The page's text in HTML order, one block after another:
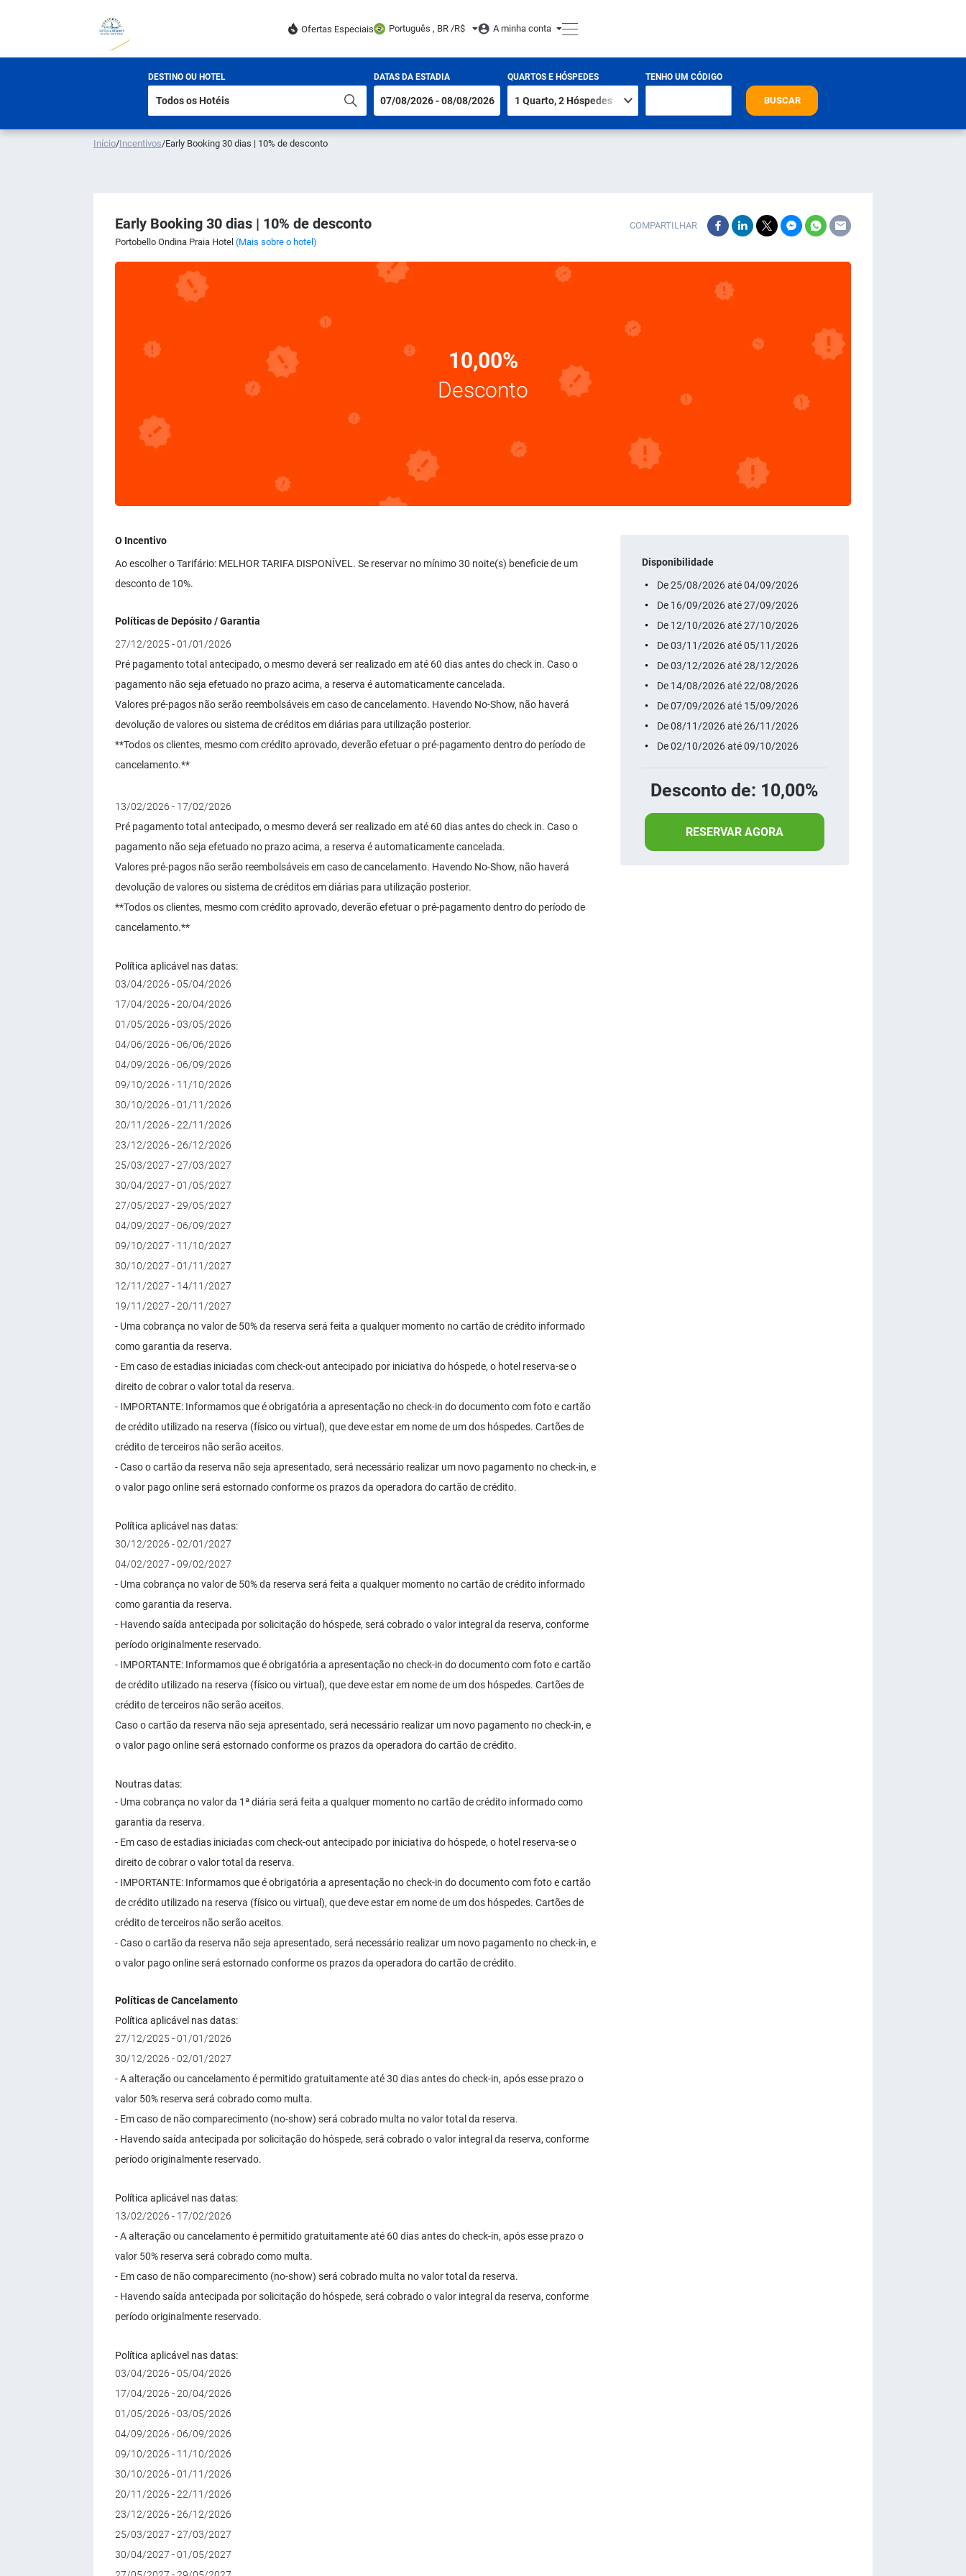
Ofertas Especiais Português , BR /R$ A minha conta
DESTINO OU HOTEL DATAS DA ESTADIA QUARTOS E HÓSPEDES TENHO UM CÓDIGO
BUSCAR
Início/Incentivos/Early Booking 30 dias | 10% de desconto
Early Booking 30 dias | 10% de desconto
Portobello Ondina Praia Hotel (Mais sobre o hotel)
COMPARTILHAR
10,00%
Desconto
O Incentivo
Ao escolher o Tarifário: MELHOR TARIFA DISPONÍVEL. Se reservar no mínimo 30 noite(s) beneficie de um
desconto de 10%.
Políticas de Depósito / Garantia
27/12/2025 - 01/01/2026
Pré pagamento total antecipado, o mesmo deverá ser realizado em até 60 dias antes do check in. Caso o
pagamento não seja efetuado no prazo acima, a reserva é automaticamente cancelada.
Valores pré-pagos não serão reembolsáveis em caso de cancelamento. Havendo No-Show, não haverá
devolução de valores ou sistema de créditos em diárias para utilização posterior.
**Todos os clientes, mesmo com crédito aprovado, deverão efetuar o pré-pagamento dentro do período de
cancelamento.**
13/02/2026 - 17/02/2026
Pré pagamento total antecipado, o mesmo deverá ser realizado em até 60 dias antes do check in. Caso o
pagamento não seja efetuado no prazo acima, a reserva é automaticamente cancelada.
Valores pré-pagos não serão reembolsáveis em caso de cancelamento. Havendo No-Show, não haverá
devolução de valores ou sistema de créditos em diárias para utilização posterior.
**Todos os clientes, mesmo com crédito aprovado, deverão efetuar o pré-pagamento dentro do período de
cancelamento.**
Política aplicável nas datas:
03/04/2026 - 05/04/2026
17/04/2026 - 20/04/2026
01/05/2026 - 03/05/2026
04/06/2026 - 06/06/2026
04/09/2026 - 06/09/2026
09/10/2026 - 11/10/2026
30/10/2026 - 01/11/2026
20/11/2026 - 22/11/2026
23/12/2026 - 26/12/2026
25/03/2027 - 27/03/2027
30/04/2027 - 01/05/2027
27/05/2027 - 29/05/2027
04/09/2027 - 06/09/2027
09/10/2027 - 11/10/2027
30/10/2027 - 01/11/2027
12/11/2027 - 14/11/2027
19/11/2027 - 20/11/2027
- Uma cobrança no valor de 50% da reserva será feita a qualquer momento no cartão de crédito informado
como garantia da reserva.
- Em caso de estadias iniciadas com check-out antecipado por iniciativa do hóspede, o hotel reserva-se o
direito de cobrar o valor total da reserva.
- IMPORTANTE: Informamos que é obrigatória a apresentação no check-in do documento com foto e cartão
de crédito utilizado na reserva (físico ou virtual), que deve estar em nome de um dos hóspedes. Cartões de
crédito de terceiros não serão aceitos.
- Caso o cartão da reserva não seja apresentado, será necessário realizar um novo pagamento no check-in, e
o valor pago online será estornado conforme os prazos da operadora do cartão de crédito.
Política aplicável nas datas:
30/12/2026 - 02/01/2027
04/02/2027 - 09/02/2027
- Uma cobrança no valor de 50% da reserva será feita a qualquer momento no cartão de crédito informado
como garantia da reserva.
- Havendo saída antecipada por solicitação do hóspede, será cobrado o valor integral da reserva, conforme
período originalmente reservado.
- IMPORTANTE: Informamos que é obrigatória a apresentação no check-in do documento com foto e cartão
de crédito utilizado na reserva (físico ou virtual), que deve estar em nome de um dos hóspedes. Cartões de
crédito de terceiros não serão aceitos.
Caso o cartão da reserva não seja apresentado, será necessário realizar um novo pagamento no check-in, e
o valor pago online será estornado conforme os prazos da operadora do cartão de crédito.
Noutras datas:
- Uma cobrança no valor da 1ª diária será feita a qualquer momento no cartão de crédito informado como
garantia da reserva.
- Em caso de estadias iniciadas com check-out antecipado por iniciativa do hóspede, o hotel reserva-se o
direito de cobrar o valor total da reserva.
- IMPORTANTE: Informamos que é obrigatória a apresentação no check-in do documento com foto e cartão
de crédito utilizado na reserva (físico ou virtual), que deve estar em nome de um dos hóspedes. Cartões de
crédito de terceiros não serão aceitos.
- Caso o cartão da reserva não seja apresentado, será necessário realizar um novo pagamento no check-in, e
o valor pago online será estornado conforme os prazos da operadora do cartão de crédito.
Políticas de Cancelamento
Política aplicável nas datas:
27/12/2025 - 01/01/2026
30/12/2026 - 02/01/2027
- A alteração ou cancelamento é permitido gratuitamente até 30 dias antes do check-in, após esse prazo o
valor 50% reserva será cobrado como multa.
- Em caso de não comparecimento (no-show) será cobrado multa no valor total da reserva.
- Havendo saída antecipada por solicitação do hóspede, será cobrado o valor integral da reserva, conforme
período originalmente reservado.
Política aplicável nas datas:
13/02/2026 - 17/02/2026
- A alteração ou cancelamento é permitido gratuitamente até 60 dias antes do check-in, após esse prazo o
valor 50% reserva será cobrado como multa.
- Em caso de não comparecimento (no-show) será cobrado multa no valor total da reserva.
- Havendo saída antecipada por solicitação do hóspede, será cobrado o valor integral da reserva, conforme
período originalmente reservado.
Política aplicável nas datas:
03/04/2026 - 05/04/2026
17/04/2026 - 20/04/2026
01/05/2026 - 03/05/2026
04/09/2026 - 06/09/2026
09/10/2026 - 11/10/2026
30/10/2026 - 01/11/2026
20/11/2026 - 22/11/2026
23/12/2026 - 26/12/2026
25/03/2027 - 27/03/2027
30/04/2027 - 01/05/2027
Disponibilidade
De 25/08/2026 até 04/09/2026
De 16/09/2026 até 27/09/2026
De 12/10/2026 até 27/10/2026
De 03/11/2026 até 05/11/2026
De 03/12/2026 até 28/12/2026
De 14/08/2026 até 22/08/2026
De 07/09/2026 até 15/09/2026
De 08/11/2026 até 26/11/2026
De 02/10/2026 até 09/10/2026
Desconto de: 10,00%
RESERVAR AGORA